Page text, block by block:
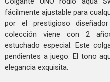
fácilmente ajustable para
por el prestigioso
colección viene con 2
estuchado especial. Este
pendientes a juego. El tono
elegancia exquisita.